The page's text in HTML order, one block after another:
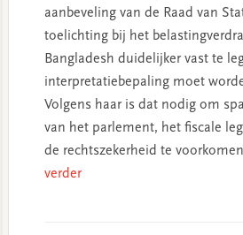
aanbeveling van de Raad van
toelichting bij het
Bangladesh duidelijker vast te
interpretatiebepaling moet
Volgens haar is dat nodig om
van het parlement, het fiscale
de rechtszekerheid te
verder